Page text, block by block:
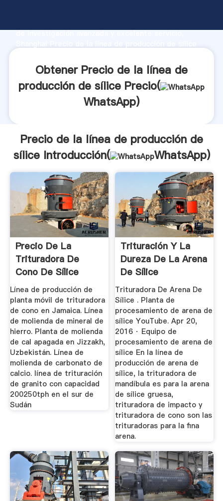
de investigación avanzada y excelente servicio,
clientes.Obtener Precio de la línea de
producción de sílice Precio(
WhatsApp)
Precio de la línea de producción de
sílice Introducción(
WhatsApp)
Precio De La
Trituradora De
Cono De Sílice
Línea de producción de
planta móvil de trituradora
de cono en Jamaica. Línea
de molienda de mineral de
hierro. Planta de molienda
de cal apagada en Jizzakh,
Uzbekistán. Línea de
molienda de carbonato de
calcio. línea de trituración
de granito con capacidad
200250tph en el sur de
Sudán
Trituración Y La
Dureza De La Arena
De Sílice
Trituradora De Arena De
Sílice . Planta de
procesamiento de arena de
sílice YouTube. Apr 20,
2016 · Equipo de
procesamiento de arena de
sílice En la línea de
producción de arena de
sílice, la trituradora de
mandíbula es para la arena
de sílice gruesa,
trituradora de impacto y
trituradora de cono son las
trituradoras para la fina
arena.